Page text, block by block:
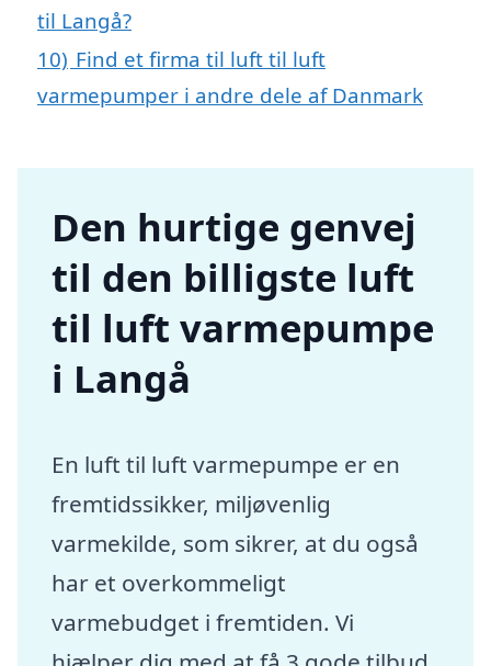
til Langå?
10) Find et firma til luft til luft
varmepumper i andre dele af Danmark
Den hurtige genvej
til den billigste luft
til luft varmepumpe
i Langå
En luft til luft varmepumpe er en
fremtidssikker, miljøvenlig
varmekilde, som sikrer, at du også
har et overkommeligt
varmebudget i fremtiden. Vi